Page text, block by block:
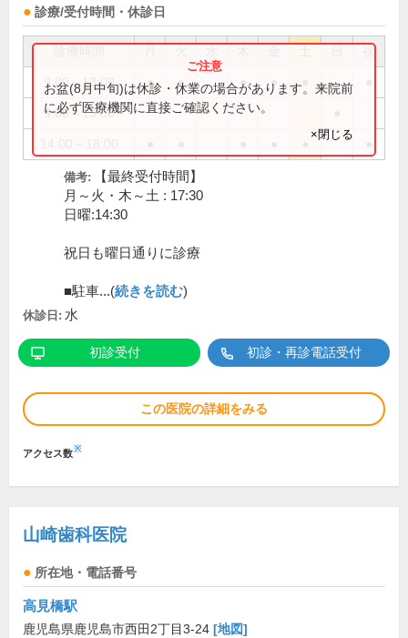
診療/受付時間・休診日
祝
9:00～13:00 ● ● ● ●
9:00～15:00
お盆(8月中旬)は休診・休業の場合があります。来院前
に必ず医療機関に直接ご確認ください。
×閉じる
備考:
【最終受付時間】
月～火・木～土 : 17:30
日曜:14:30
祝日も曜日通りに診療
■駐車...(続きを読む)
休診日: 水
初診受付 初診・再診電話受付
この医院の詳細をみる
アクセス数※
山崎歯科医院
所在地・電話番号
高見橋駅
鹿児島県鹿児島市西田2丁目3-24 [地図]